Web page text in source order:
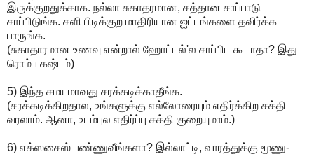
இருக்குறதுக்காக. நல்லா சுகாதரமான, சத்தான சாப்பாடு
சாப்பிடுங்க. சளி பிடிக்குற மாதிரியான ஐட்டங்களை தவிர்க்க
பாருங்க.
(சுகாதாரமான உணவு என்றால் ஹோட்டல்'ல சாப்பிட கூடாதா? இது
ரொம்ப கஷ்டம்)
5) இந்த சமயமாவது சரக்கடிக்காதீங்க.
(சரக்கடிக்கிறதால, உங்களுக்கு எல்லோரையும் எதிர்க்கிற சக்தி
வரலாம். ஆனா, உடம்புல எதிர்ப்பு சக்தி குறையுமாம்.)
6) எக்ஸசைஸ் பண்ணுவீங்களா? இல்லாட்டி, வாரத்துக்கு மூணு-